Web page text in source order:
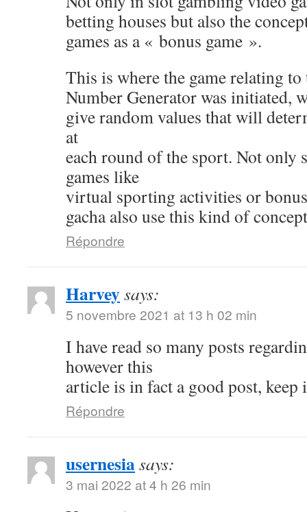
betting houses but also the
games as a « bonus game ».
This is where the game relating
Number Generator was initiated,
give random values ​​that will
at
each round of the sport. Not only
games like
virtual sporting activities or
gacha also use this kind of
Répondre
Harveysays:
5 novembre 2021 at 13 h 02 min
I have read so many posts
however this
article is in fact a good post, keep
Répondre
usernesiasays:
3 mai 2022 at 4 h 26 min